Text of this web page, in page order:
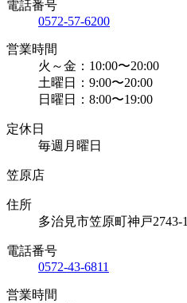
電話番号
0572-57-6200
営業時間
火～金：10:00〜20:00
土曜日：9:00〜20:00
日曜日：8:00〜19:00
定休日
毎週月曜日
笠原店
住所
多治見市笠原町神戸2743-1
電話番号
0572-43-6811
営業時間